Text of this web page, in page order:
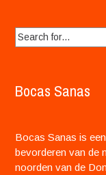
Search
for:
Bocas Sanas
Bocas Sanas is
bevorderen van de
noorden van de